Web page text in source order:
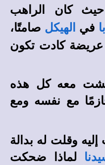
حيث كان الراهب
في الهيكل صامتًا،
عريضة كادت تكون
معه كل هذه
مع نفسه ومع
وقلت له بدالة
لماذا ضحكت